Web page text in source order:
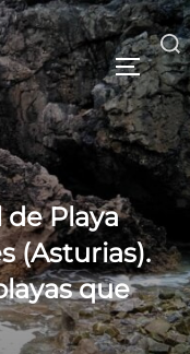
Playa
(Asturias).
que